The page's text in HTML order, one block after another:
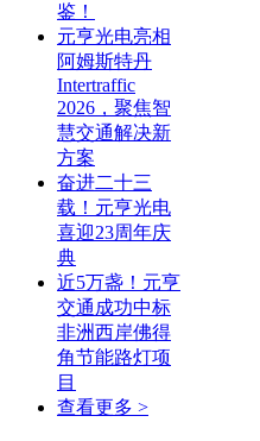
鉴！
元亨光电亮相
阿姆斯特丹
Intertraffic
2026，聚焦智
慧交通解决新
方案
奋进二十三
载！元亨光电
喜迎23周年庆
典
近5万盏！元亨
交通成功中标
非洲西岸佛得
角节能路灯项
目
查看更多 >